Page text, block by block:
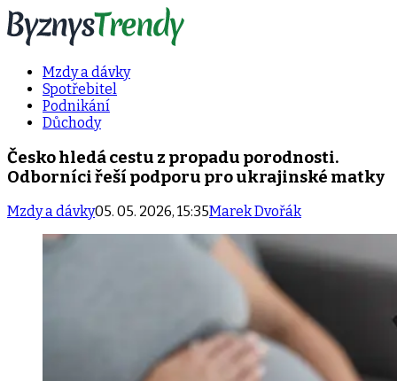
Mzdy a dávky
Spotřebitel
Podnikání
Důchody
Česko hledá cestu z propadu porodnosti.
Odborníci řeší podporu pro ukrajinské matky
Mzdy a dávky05. 05. 2026, 15:35Marek Dvořák